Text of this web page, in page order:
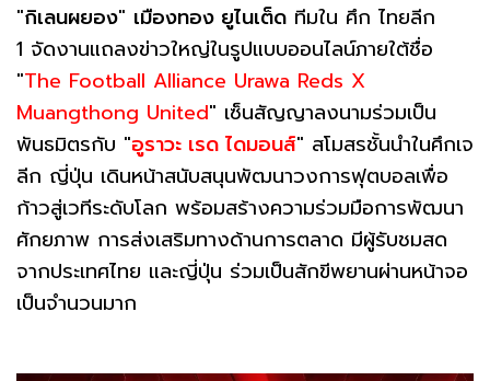
"กิเลนผยอง" เมืองทอง ยูไนเต็ด ทีมใน ศึก ไทยลีก
1 จัดงานแถลงข่าวใหญ่ในรูปแบบออนไลน์ภายใต้ชื่อ
"The Football Alliance Urawa Reds X
Muangthong United" เซ็นสัญญาลงนามร่วมเป็น
พันธมิตรกับ "อูราวะ เรด ไดมอนส์" สโมสรชั้นนำในศึกเจ
ลีก ญี่ปุ่น เดินหน้าสนับสนุนพัฒนาวงการฟุตบอลเพื่อ
ก้าวสู่เวทีระดับโลก พร้อมสร้างความร่วมมือการพัฒนา
ศักยภาพ การส่งเสริมทางด้านการตลาด มีผู้รับชมสด
จากประเทศไทย และญี่ปุ่น ร่วมเป็นสักขีพยานผ่านหน้าจอ
เป็นจำนวนมาก